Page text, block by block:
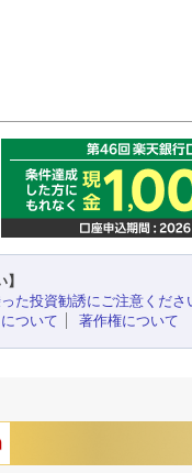
った投資勧誘にご注意くださ
ついて
著作権について